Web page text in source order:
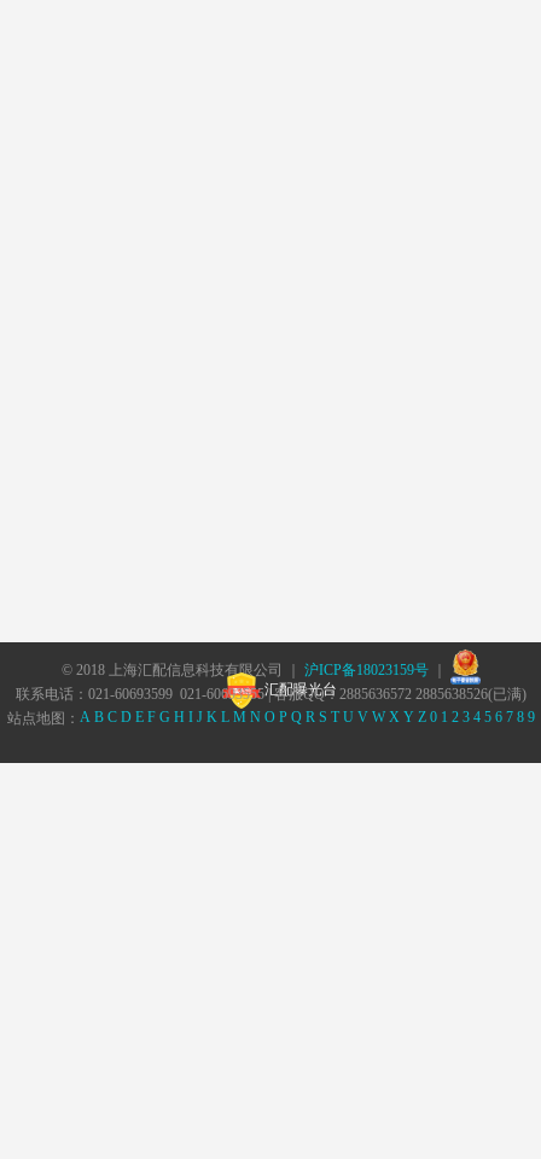
© 2018 上海汇配信息科技有限公司 ｜ 沪ICP备18023159号｜
汇配曝光台
联系电话：021-60693599 021-60693555 | 客服QQ：2885636572 2885638526(已满)
站点地图： A B C D E F G H I J K L M N O P Q R S T U V W X Y Z 0 1 2 3 4 5 6 7 8 9